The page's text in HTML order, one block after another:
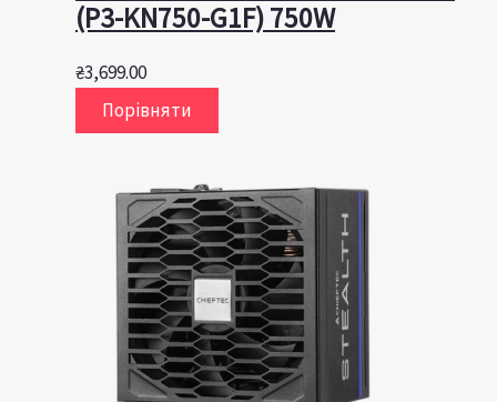
(P3-KN750-G1F) 750W
₴3,699.00
Порівняти